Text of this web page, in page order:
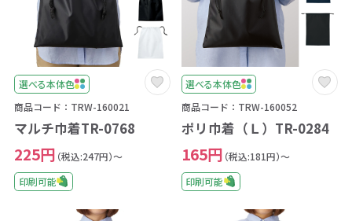
選べる本体色
商品コード：TRW-160021
マルチ巾着TR-0768
225円 （税込:247円）～
印刷可能
選べる本体色
商品コード：TRW-160052
ポリ巾着（Ｌ）TR-0284
165円 （税込:181円）～
印刷可能